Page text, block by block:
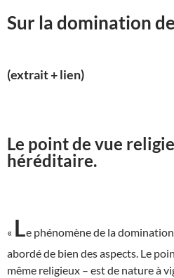
Sur la domination
(extrait + lien)
Le point de vue
héréditaire.
« Le phénomène de la
abordé de bien des aspects. Le
même religieux – est de nature à